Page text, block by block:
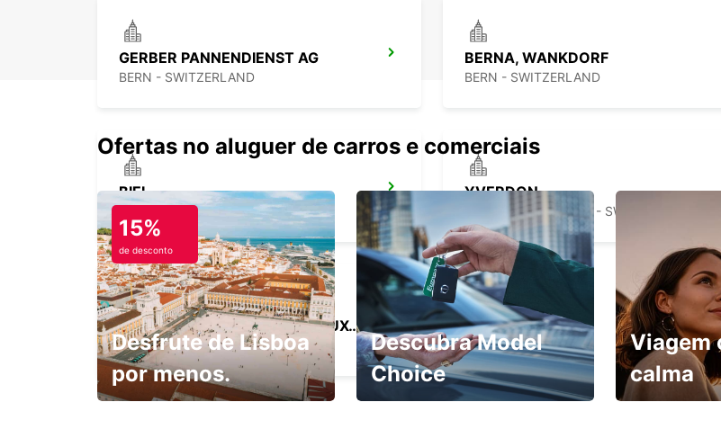
GERBER PANNENDIENST AG
BERN - SWITZERLAND
BERNA, WANKDORF
BERN - SWITZERLAND
BIEL
BIEL - SWITZERLAND
YVERDON
YVERDON LES BAINS - SWITZERLAND
MONTREUX, HOTEL MONTREUX-PALACE
MONTREUX - SWITZERLAND
Ofertas no aluguer de carros e comerciais
15%
de desconto
Desfrute de Lisboa
por menos.
Descubra Model
Choice
Viagem
calma